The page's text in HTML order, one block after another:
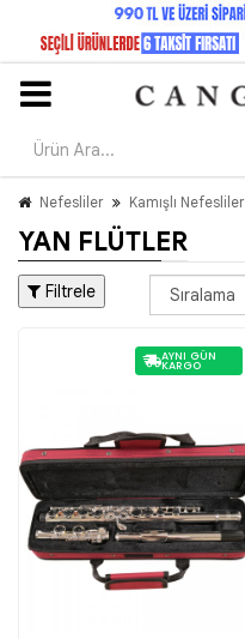
Nefesliler Kamışlı Nefesliler
YAN FLÜTLER
Filtrele
AYNI GÜN
KARGO